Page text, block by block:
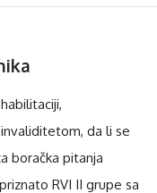
da li se
boračka pitanja
RVI II grupe sa